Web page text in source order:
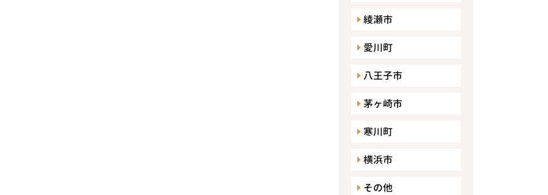
綾瀬市
愛川町
八王子市
茅ヶ崎市
寒川町
横浜市
その他